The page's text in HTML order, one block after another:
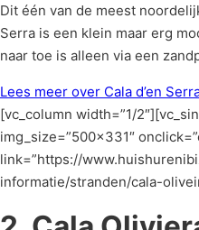
Dit één van de meest
Serra is een klein maar erg
naar toe is alleen via een
Lees meer over Cala d’en
[vc_column width=”1/
img_size=”500×331″
link=”https://
informatie/stranden/cala-